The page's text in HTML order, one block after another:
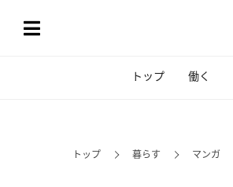
トップ 働く
トップ 暮らす マンガ